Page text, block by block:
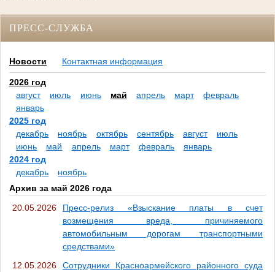
ПРЕСС-СЛУЖБА
Новости Контактная информация
2026 год
август
июль июнь май апрель март
февраль
январь
2025 год
декабрь
ноябрь октябрь сентябрь август
июль
июнь
май апрель март февраль
январь
2024 год
декабрь
ноябрь
Архив за май 2026 года
20.05.2026
Пресс-релиз «Взыскание платы в счет
возмещения вреда, причиняемого
автомобильным дорогам транспортными
средствами»
12.05.2026
Сотрудники Красноармейского районного суда